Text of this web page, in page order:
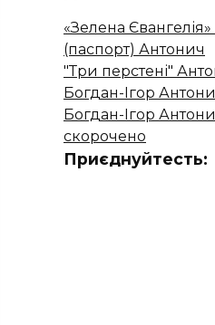
«Зелена Євангелія»
(паспорт) Антонич
"Три перстені"
Богдан-Ігор
Богдан-Ігор
скорочено
Приєднуйтесть: